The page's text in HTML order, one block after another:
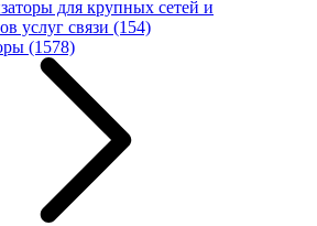
для крупных сетей и
услуг связи (154)
(1578)